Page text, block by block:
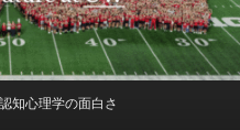
認知心理学の面白さ